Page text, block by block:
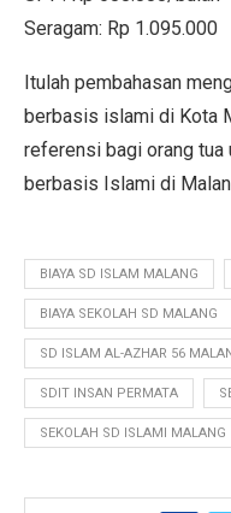
Seragam: Rp 1.095.000
Itulah pembahasan
berbasis islami di Kota
referensi bagi orang tua
berbasis Islami di
BIAYA SD ISLAM MALANG
BIAYA SEKOLAH SD MALANG
SD ISLAM AL-AZHAR 56
SDIT INSAN PERMATA
SEKOLAH SD ISLAMI MALANG